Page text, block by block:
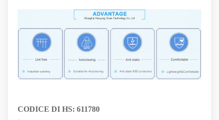
CODICE DI HS: 611780